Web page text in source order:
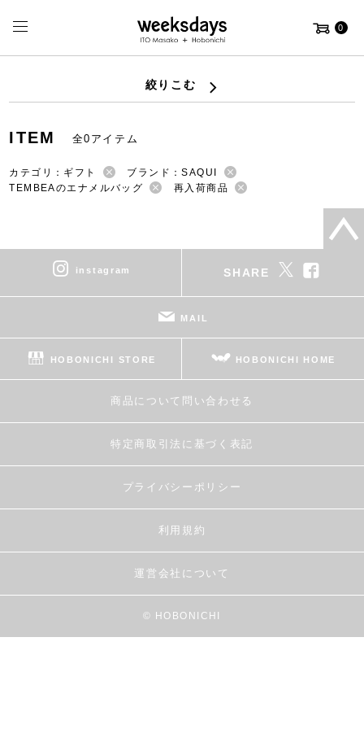
0
絞りこむ
ITEM 全0アイテム
カテゴリ：ギフト
ブランド：SAQUI
TEMBEAのエナメルバッグ
再入荷商品
instagram SHARE
MAIL
HOBONICHI STORE HOBONICHI HOME
商品について問い合わせる
特定商取引法に基づく表記
プライバシーポリシー
利用規約
運営会社について
© HOBONICHI